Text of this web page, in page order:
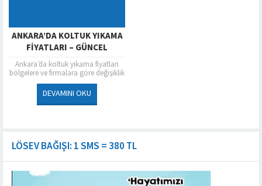
ANKARA’DA KOLTUK YIKAMA
FIYATLARI – GÜNCEL
Ankara’da koltuk yıkama fiyatları
bölgelere ve firmalara göre değişiklik
göstermektedir. Ankara’da koltuk
yıkama hizmeti veren firmalardan
biri olan Ankara Buharlı...
DEVAMINI OKU
LÖSEV BAĞIŞI: 1 SMS = 380 TL